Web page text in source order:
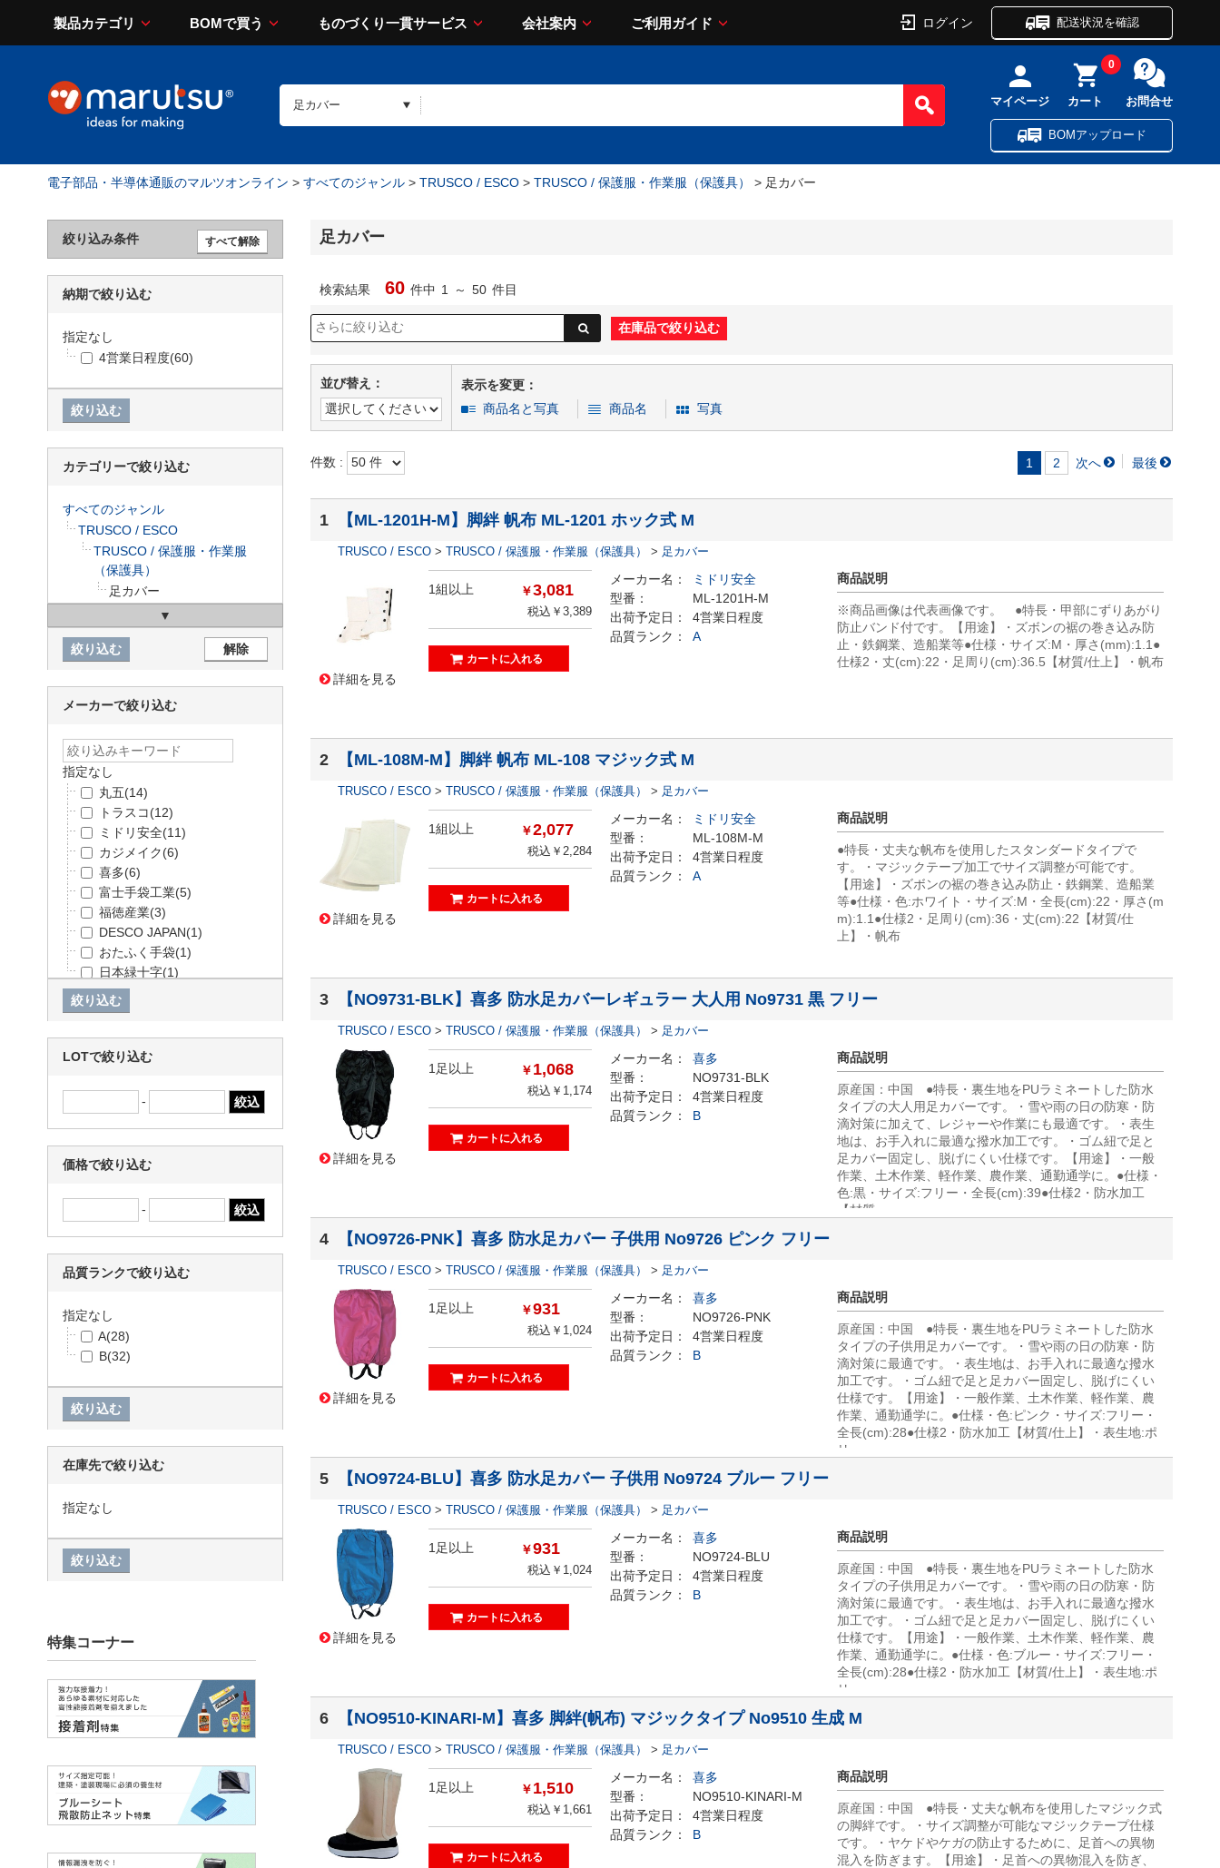
製品カテゴリ BOMで買う ものづくり一貫サービス 会社案内 ご利用ガイド ログイン 配送状況を確認
マイページ カート
0
お問合せ
BOMアップロード
電子部品・半導体通販のマルツオンライン > すべてのジャンル > TRUSCO / ESCO > TRUSCO / 保護服・作業服（保護具） > 足カバー
足カバー
検索結果 60 件中 1 ～ 50 件目
並び替え：
表示を変更：
商品名と写真
商品名 写真
件数 : 1 2
1 【ML-1201H-M】脚絆 帆布 ML-1201 ホック式 M
TRUSCO / ESCO > TRUSCO / 保護服・作業服（保護具） > 足カバー
詳細を見る
1組以上 ￥3,081
税込￥3,389
メーカー名：
ミドリ安全
型番：
ML-1201H-M
出荷予定日：
4営業日程度
品質ランク：
A
商品説明
※商品画像は代表画像です。 ●特長・甲部にずりあがり
防止バンド付です。【用途】・ズボンの裾の巻き込み防
止・鉄鋼業、造船業等●仕様・サイズ:M・厚さ(mm):1.1●
仕様2・丈(cm):22・足周り(cm):36.5【材質/仕上】・帆布
2 【ML-108M-M】脚絆 帆布 ML-108 マジック式 M
TRUSCO / ESCO > TRUSCO / 保護服・作業服（保護具） > 足カバー
詳細を見る
1組以上 ￥2,077
税込￥2,284
メーカー名：
ミドリ安全
型番：
ML-108M-M
出荷予定日：
4営業日程度
品質ランク：
A
商品説明
●特長・丈夫な帆布を使用したスタンダードタイプで
す。・マジックテープ加工でサイズ調整が可能です。
【用途】・ズボンの裾の巻き込み防止・鉄鋼業、造船業
等●仕様・色:ホワイト・サイズ:M・全長(cm):22・厚さ(m
m):1.1●仕様2・足周り(cm):36・丈(cm):22【材質/仕
上】・帆布
3 【NO9731-BLK】喜多 防水足カバーレギュラー 大人用 No9731 黒 フリー
TRUSCO / ESCO > TRUSCO / 保護服・作業服（保護具） > 足カバー
詳細を見る
1足以上 ￥1,068
税込￥1,174
メーカー名：
喜多
型番：
NO9731-BLK
出荷予定日：
4営業日程度
品質ランク：
B
商品説明
原産国：中国 ●特長・裏生地をPUラミネートした防水
タイプの大人用足カバーです。・雪や雨の日の防寒・防
滴対策に加えて、レジャーや作業にも最適です。・表生
地は、お手入れに最適な撥水加工です。・ゴム紐で足と
足カバー固定し、脱げにくい仕様です。【用途】・一般
作業、土木作業、軽作業、農作業、通勤通学に。●仕様・
色:黒・サイズ:フリー・全長(cm):39●仕様2・防水加工
【材質
4 【NO9726-PNK】喜多 防水足カバー 子供用 No9726 ピンク フリー
TRUSCO / ESCO > TRUSCO / 保護服・作業服（保護具） > 足カバー
詳細を見る
1足以上 ￥931
税込￥1,024
メーカー名：
喜多
型番：
NO9726-PNK
出荷予定日：
4営業日程度
品質ランク：
B
商品説明
原産国：中国 ●特長・裏生地をPUラミネートした防水
タイプの子供用足カバーです。・雪や雨の日の防寒・防
滴対策に最適です。・表生地は、お手入れに最適な撥水
加工です。・ゴム紐で足と足カバー固定し、脱げにくい
仕様です。【用途】・一般作業、土木作業、軽作業、農
作業、通勤通学に。●仕様・色:ピンク・サイズ:フリー・
全長(cm):28●仕様2・防水加工【材質/仕上】・表生地:ポ
リ
5 【NO9724-BLU】喜多 防水足カバー 子供用 No9724 ブルー フリー
TRUSCO / ESCO > TRUSCO / 保護服・作業服（保護具） > 足カバー
詳細を見る
1足以上 ￥931
税込￥1,024
メーカー名：
喜多
型番：
NO9724-BLU
出荷予定日：
4営業日程度
品質ランク：
B
商品説明
原産国：中国 ●特長・裏生地をPUラミネートした防水
タイプの子供用足カバーです。・雪や雨の日の防寒・防
滴対策に最適です。・表生地は、お手入れに最適な撥水
加工です。・ゴム紐で足と足カバー固定し、脱げにくい
仕様です。【用途】・一般作業、土木作業、軽作業、農
作業、通勤通学に。●仕様・色:ブルー・サイズ:フリー・
全長(cm):28●仕様2・防水加工【材質/仕上】・表生地:ポ
リ
6 【NO9510-KINARI-M】喜多 脚絆(帆布) マジックタイプ No9510 生成 M
TRUSCO / ESCO > TRUSCO / 保護服・作業服（保護具） > 足カバー
1足以上 ￥1,510
税込￥1,661
メーカー名：
喜多
型番：
NO9510-KINARI-M
出荷予定日：
4営業日程度
品質ランク：
B
商品説明
原産国：中国 ●特長・丈夫な帆布を使用したマジック式
の脚絆です。・サイズ調整が可能なマジックテープ仕様
です。・ヤケドやケガの防止するために、足首への異物
混入を防ぎます。【用途】・足首への異物混入を防ぎ、
絞り込み条件
納期で絞り込む
指定なし
4営業日程度(60)
カテゴリーで絞り込む
すべてのジャンル
TRUSCO / ESCO
TRUSCO / 保護服・作業服
（保護具）
足カバー
メーカーで絞り込む
指定なし
丸五(14)
トラスコ(12)
ミドリ安全(11)
カジメイク(6)
喜多(6)
富士手袋工業(5)
福徳産業(3)
DESCO JAPAN(1)
おたふく手袋(1)
日本緑十字(1)
LOTで絞り込む
-
価格で絞り込む
-
品質ランクで絞り込む
指定なし
A(28)
B(32)
在庫先で絞り込む
指定なし